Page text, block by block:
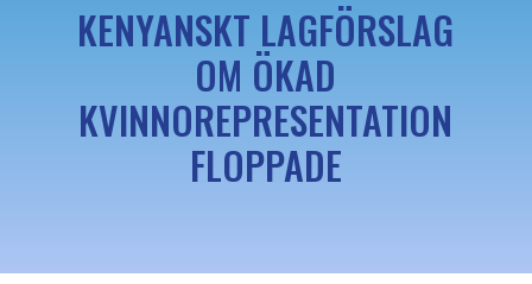
KENYANSKT LAGFÖRSLAG
OM ÖKAD
KVINNOREPRESENTATION
FLOPPADE